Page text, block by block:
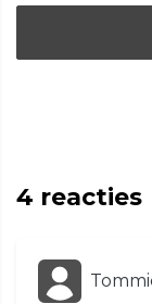
4 reacties